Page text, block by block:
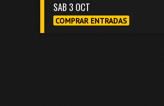
SAB 3 OCT
COMPRAR ENTRADAS